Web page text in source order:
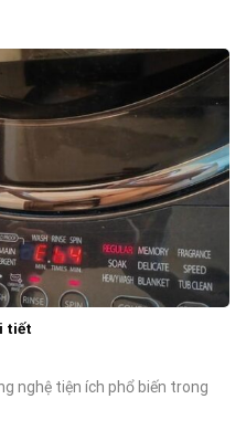
tiết
nghệ tiện ích phổ biến trong